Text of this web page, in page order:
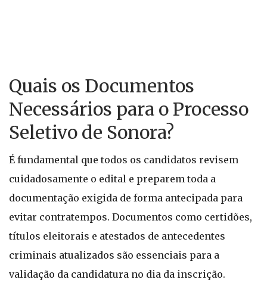
Quais os Documentos
Necessários para o Processo
Seletivo de Sonora?
É fundamental que todos os candidatos revisem
cuidadosamente o edital e preparem toda a
documentação exigida de forma antecipada para
evitar contratempos. Documentos como certidões,
títulos eleitorais e atestados de antecedentes
criminais atualizados são essenciais para a
validação da candidatura no dia da inscrição.